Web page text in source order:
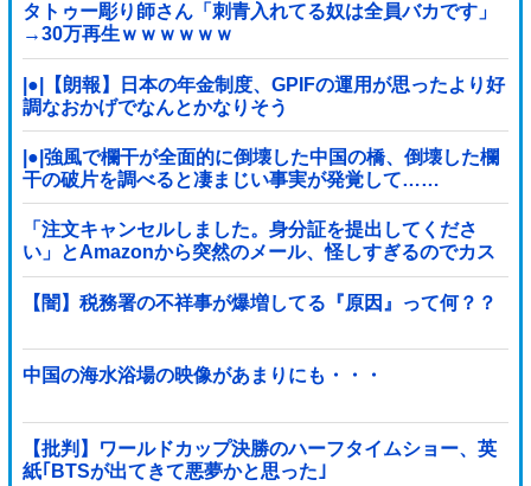
タトゥー彫り師さん「刺青入れてる奴は全員バカです」
→30万再生ｗｗｗｗｗｗ
|●|【朗報】日本の年金制度、GPIFの運用が思ったより好
調なおかげでなんとかなりそう
|●|強風で欄干が全面的に倒壊した中国の橋、倒壊した欄
干の破片を調べると凄まじい事実が発覚して……
「注文キャンセルしました。身分証を提出してくださ
い」とAmazonから突然のメール、怪しすぎるのでカス
タマーに確認したら……
【闇】税務署の不祥事が爆増してる『原因』って何？？
中国の海水浴場の映像があまりにも・・・
【批判】ワールドカップ決勝のハーフタイムショー、英
紙｢BTSが出てきて悪夢かと思った｣